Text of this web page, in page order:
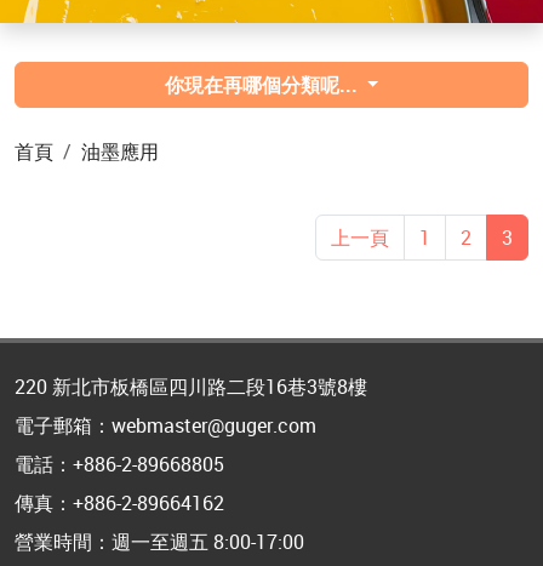
你現在再哪個分類呢...
首頁 油墨應用
上一頁 1 2 3
220 新北市板橋區四川路二段16巷3號8樓
電子郵箱：webmaster@guger.com
電話：+886-2-89668805
傳真：+886-2-89664162
營業時間：週一至週五 8:00-17:00